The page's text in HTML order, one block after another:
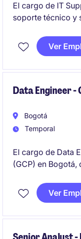
El cargo de IT
soporte técnico y
sistemas y
en Bogotá,
Ver
Data Engineer -
Bogotá
Temporal
El cargo de Data
(GCP) en
experiencia en el
nube,
tecnológicas para
Ver